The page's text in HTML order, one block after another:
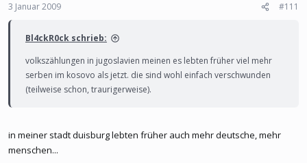
3 Januar 2009 #111
Bl4ckR0ck schrieb:
volkszählungen in jugoslavien meinen es lebten früher viel mehr
serben im kosovo als jetzt. die sind wohl einfach verschwunden
(teilweise schon, traurigerweise).
in meiner stadt duisburg lebten früher auch mehr deutsche, mehr
menschen...